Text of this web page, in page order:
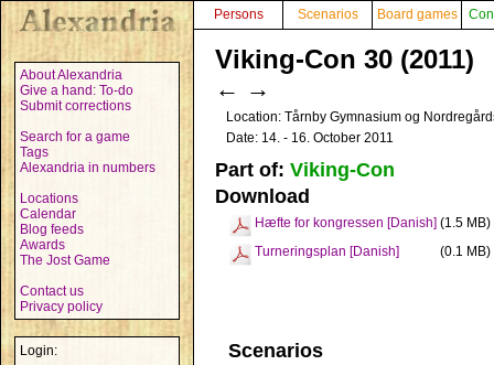
About Alexandria
Give a hand: To-do
Submit corrections
Search for a game
Tags
Alexandria in numbers
Locations
Calendar
Blog feeds
Awards
The Jost Game
Contact us
Privacy policy
Login:
Persons Scenarios Board games
Viking-Con 30 (2011)
← →
Location: Tårnby Gymnasium og
Date: 14. - 16. October 2011
Part of: Viking-Con
Download
Hæfte for kongressen [Danish] (1.5 MB)
Turneringsplan [Danish]
(0.1 MB)
Scenarios